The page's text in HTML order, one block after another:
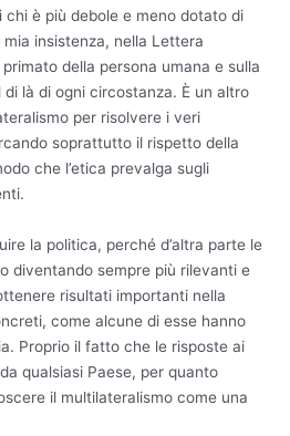
è più debole e meno dotato di
insistenza, nella Lettera
primato della persona umana e sulla
là di ogni circostanza. È un altro
per risolvere i veri
soprattutto il rispetto della
che l’etica prevalga sugli
la politica, perché d’altra parte le
diventando sempre più rilevanti e
risultati importanti nella
come alcune di esse hanno
Proprio il fatto che le risposte ai
qualsiasi Paese, per quanto
il multilateralismo come una